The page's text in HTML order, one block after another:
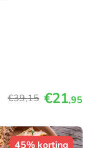
€39,15 €21,95
45% korting